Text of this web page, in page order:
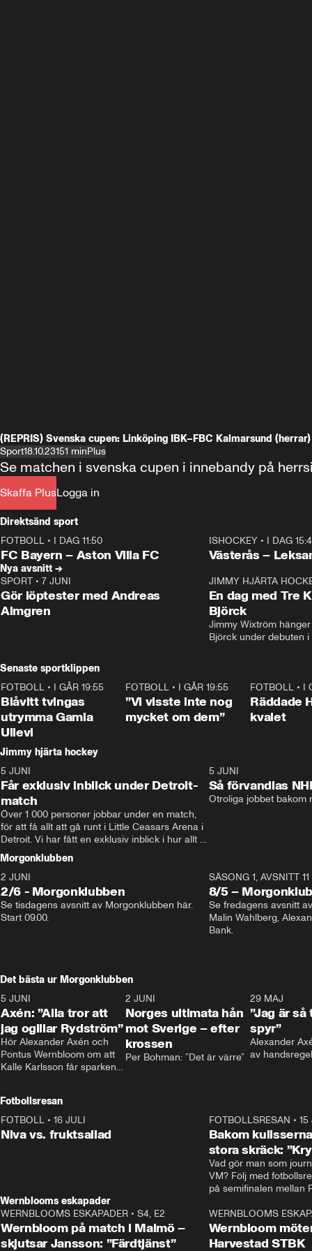
(REPRIS) Svenska cupen: Linköping IBK–FBC Kalmarsund (herrar)
Sport18.10.23151 minPlus
Skaffa PlusLogga in
Se matchen i svenska cupen i innebandy på
Direktsänd sport
Plus
FOTBOLL • I DAG 11:50
FC Bayern – Aston Villa FC
Plus
ISHOCKEY• I DAG
Västerås –
Nya avsnitt →
SPORT • 7 JUNI
Gör löptester med Andreas
Almgren
JIMMY HJÄRTA
En dag med Tre
Björck
Jimmy Wixtröm
Björck under debuten i
Senaste sportklippen
FOTBOLL • I GÅR 19:55
Blåvitt tvingas
utrymma Gamla
Ullevi
FOTBOLL • I GÅR 19:55
”Vi visste inte nog
mycket om dem”
FOTBOLL • I
Räddade
kvalet
Jimmy hjärta hockey
5 JUNI
Får exklusiv inblick under Detroit-
match
Över 1 000 personer jobbar under en match,
för att få allt att gå runt i Little Ceasars Arena i
Detroit. Vi har fått en exklusiv inblick i hur allt
fungerar inför och under match i världens
bästa hockeyliga
5 JUNI
Så förvandlas
Otroliga jobbet bakom
Morgonklubben
2 JUNI
2/6 - Morgonklubben
Se tisdagens avsnitt av Morgonklubben här.
SÄSONG 1, AVSNITT 11
8/5 –
Se fredagens avsnitt
Malin Wahlberg,
Bank.
Det bästa ur Morgonklubben
0:44
5 JUNI
Axén: ”Alla tror att
jag ogillar Rydström”
Hör Alexander Axén och
Pontus Wernbloom om att
Kalle Karlsson får sparken
0:26
2 JUNI
Norges ultimata hån
mot Sverige – efter
krossen
Per Bohman: ”Det är värre”
29 MAJ
”Jag är
spyr”
Alexander
av
Fotbollsresan
FOTBOLL • 16 JULI
Niva vs. fruktsallad
FOTBOLLSRESAN • 15
Bakom
stora skräck:
Vad gör man som
VM? Följ med
Wernblooms eskapader
WERNBLOOMS ESKAPADER • S4, E2
Wernbloom på match i Malmö –
skjutsar Jansson: ”Färdtjänst”
WERNBLOOMS
Wernbloom
Harvestad STBK